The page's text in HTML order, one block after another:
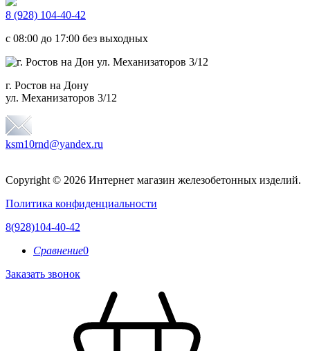
8 (928) 104-40-42
c 08:00 до 17:00 без выходных
г. Ростов на Дону
ул. Механизаторов 3/12
ksm10rnd@yandex.ru
Copyright © 2026 Интернет магазин железобетонных изделий.
Политика конфиденциальности
8(928)104-40-42
Сравнение0
Заказать звонок